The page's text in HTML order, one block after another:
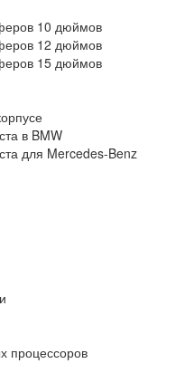
10 дюймов
12 дюймов
15 дюймов
в BMW
для Mercedes-Benz
процессоров